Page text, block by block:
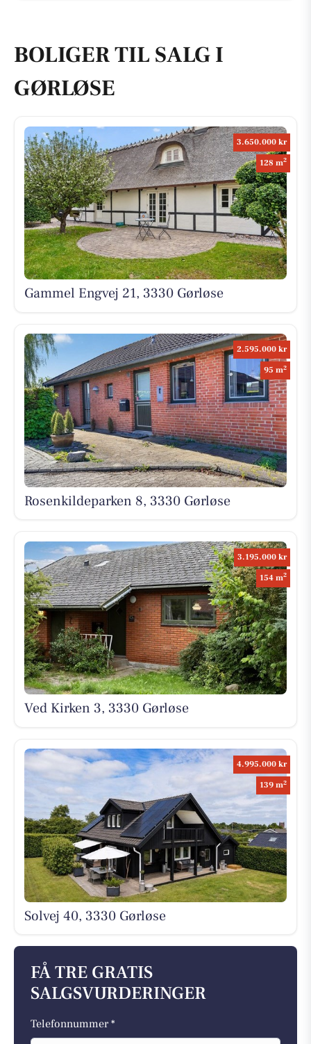
BOLIGER TIL SALG I
GØRLØSE
3.650.000 kr
128 m2
Gammel Engvej 21, 3330 Gørløse
2.595.000 kr
95 m2
Rosenkildeparken 8, 3330 Gørløse
3.195.000 kr
154 m2
Ved Kirken 3, 3330 Gørløse
4.995.000 kr
139 m2
Solvej 40, 3330 Gørløse
FÅ TRE GRATIS
SALGSVURDERINGER
Telefonnummer *